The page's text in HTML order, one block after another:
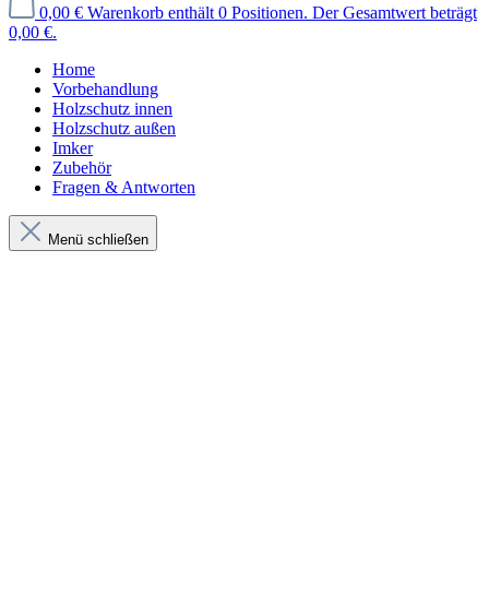
0,00 € Warenkorb enthält 0 Positionen. Der Gesamtwert beträgt
0,00 €.
Home
Vorbehandlung
Holzschutz innen
Holzschutz außen
Imker
Zubehör
Fragen & Antworten
Menü schließen